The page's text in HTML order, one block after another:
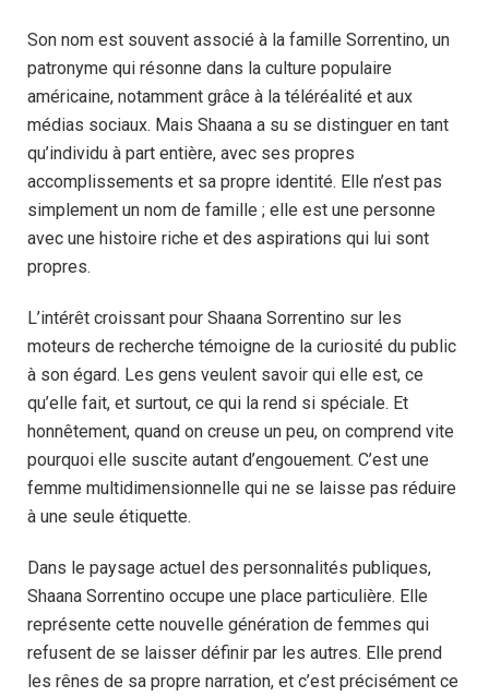
Son nom est souvent associé à la famille Sorrentino, un
patronyme qui résonne dans la culture populaire
américaine, notamment grâce à la téléréalité et aux
médias sociaux. Mais Shaana a su se distinguer en tant
qu’individu à part entière, avec ses propres
accomplissements et sa propre identité. Elle n’est pas
simplement un nom de famille ; elle est une personne
avec une histoire riche et des aspirations qui lui sont
propres.
L’intérêt croissant pour Shaana Sorrentino sur les
moteurs de recherche témoigne de la curiosité du public
à son égard. Les gens veulent savoir qui elle est, ce
qu’elle fait, et surtout, ce qui la rend si spéciale. Et
honnêtement, quand on creuse un peu, on comprend vite
pourquoi elle suscite autant d’engouement. C’est une
femme multidimensionnelle qui ne se laisse pas réduire
à une seule étiquette.
Dans le paysage actuel des personnalités publiques,
Shaana Sorrentino occupe une place particulière. Elle
représente cette nouvelle génération de femmes qui
refusent de se laisser définir par les autres. Elle prend
les rênes de sa propre narration, et c’est précisément ce